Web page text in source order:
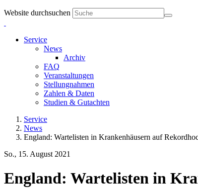
Website durchsuchen
Service
News
Archiv
FAQ
Veranstaltungen
Stellungnahmen
Zahlen & Daten
Studien & Gutachten
Service
News
England: Wartelisten in Krankenhäusern auf
So., 15. August 2021
England: Wartelisten in